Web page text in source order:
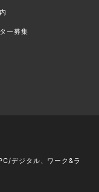
ー募集
デジタル、ワーク&ラ